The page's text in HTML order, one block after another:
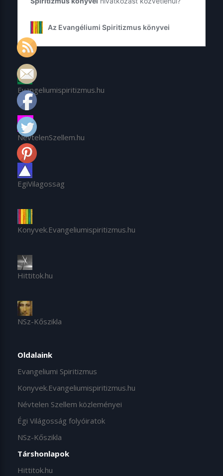
Evangeliumispiritizmus.hu
NevtelenSzellem.hu
EgiVilagossag
Konyvek.Evangeliumispiritizmus.hu
Hittitok.hu
NSz-Kőszikla
Oldalaink
Evangeliumi Spiritizmus
Konyvek.Evangeliumispiritizmus.hu
Névtelen Szellem közleményei
Égi Világosság folyóiratok
NSz-Kőszikla
Társhonlapok
Hittitok.hu